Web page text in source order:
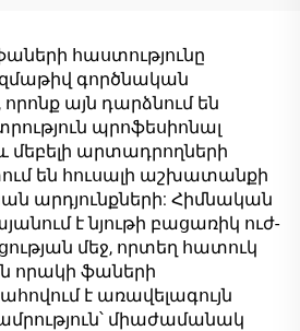
հաստությունը
գործնական
որոնք այն դարձնում են
պրոֆեսիոնալ
արտադրողների
են հուսալի աշխատանքի
Հիմնական
է նյութի բացառիկ ուժ-
մեջ, որտեղ հատուկ
որակի ֆաների
է առավելագույն
միաժամանակ